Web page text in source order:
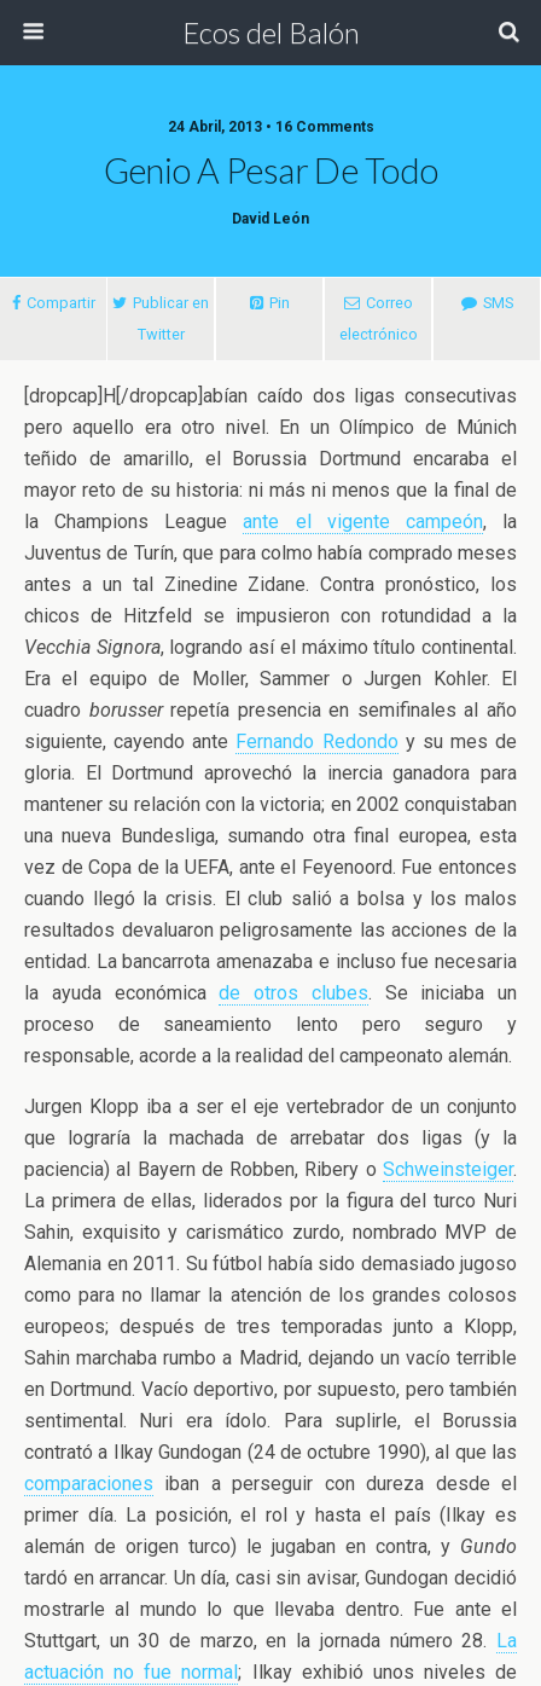
Ecos del Balón
24 Abril, 2013 • 16 Comments
Genio A Pesar De Todo
David León
Compartir
Publicar en
Twitter
Pin
Correo
electrónico
SMS
[dropcap]H[/dropcap]abían caído dos ligas consecutivas
pero aquello era otro nivel. En un Olímpico de Múnich
teñido de amarillo, el Borussia Dortmund encaraba el
mayor reto de su historia: ni más ni menos que la final de
la Champions Leagueante el vigente campeón, la
Juventus de Turín, que para colmo había comprado meses
antes a un tal Zinedine Zidane. Contra pronóstico, los
chicos de Hitzfeld se impusieron con rotundidad a la
Vecchia Signora, logrando así el máximo título continental.
Era el equipo de Moller, Sammer o Jurgen Kohler. El
cuadro borusserrepetía presencia en semifinales al año
siguiente, cayendo ante Fernando Redondo y su mes de
gloria. El Dortmund aprovechó la inercia ganadora para
mantener su relación con la victoria; en 2002 conquistaban
una nueva Bundesliga, sumando otra final europea, esta
vez de Copa de la UEFA, ante el Feyenoord. Fue entonces
cuando llegó la crisis. El club salió a bolsa y los malos
resultados devaluaron peligrosamente las acciones de la
entidad. La bancarrota amenazaba e incluso fue necesaria
la ayuda económicade otros clubes. Se iniciaba un
proceso de saneamiento lento pero seguro y
responsable, acorde a la realidad del campeonato alemán.
Jurgen Klopp iba a ser el eje vertebrador de un conjunto
que lograría la machada de arrebatar dos ligas (y la
paciencia) al Bayern de Robben, Ribery o Schweinsteiger.
La primera de ellas, liderados por la figura del turco Nuri
Sahin, exquisito y carismático zurdo, nombrado MVP de
Alemania en 2011. Su fútbol había sido demasiado jugoso
como para no llamar la atención de los grandes colosos
europeos; después de tres temporadas junto a Klopp,
Sahin marchaba rumbo a Madrid, dejando un vacío terrible
en Dortmund. Vacío deportivo, por supuesto, pero también
sentimental. Nuri era ídolo. Para suplirle, el Borussia
contrató a Ilkay Gundogan (24 de octubre 1990), al que las
comparaciones iban a perseguir con dureza desde el
primer día. La posición, el rol y hasta el país (Ilkay es
alemán de origen turco) le jugaban en contra, y Gundo
tardó en arrancar. Un día, casi sin avisar, Gundogan decidió
mostrarle al mundo lo que llevaba dentro. Fue ante el
Stuttgart, un 30 de marzo, en la jornada número 28. La
actuación no fue normal; Ilkay exhibió unos niveles de